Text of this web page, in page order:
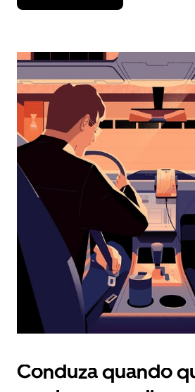
tecla
interagir
o
calendário
selecionar
uma
data.
Prima
o
botão
o
calendário.
Conduza quando